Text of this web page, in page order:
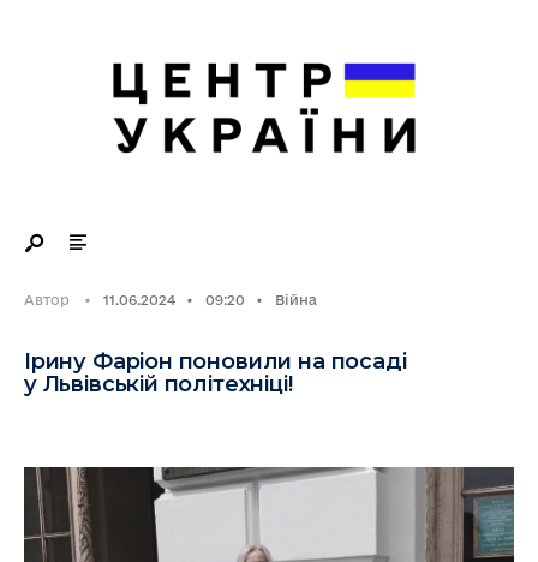
Автор • 11.06.2024 • 09:20 • Війна
Ірину Фаріон поновили на посаді
у Львівській політехніці!